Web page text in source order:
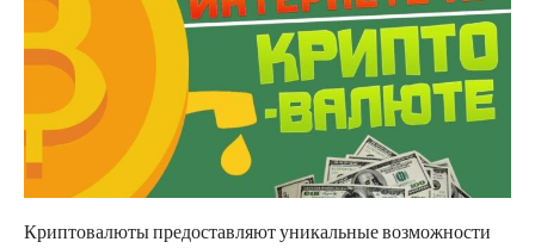
Криптовалюты предоставляют уникальные возможности